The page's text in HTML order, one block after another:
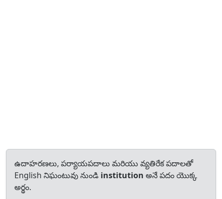
ఉదాహరణలు, పర్యాయపదాలు మరియు వ్యతిరేక పదాలతో
English నిఘంటువు నుండి institution అనే పదం యొక్క
అర్థం.